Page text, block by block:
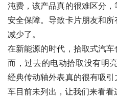
沌费，该产品真的很难区分
安全保障。导致卡片朋友和
减少了。
在新能源的时代，拾取式汽
而，过去的电动拾取没有明
经典传动轴外表真的很有吸
车目前未列出，让我们来看看